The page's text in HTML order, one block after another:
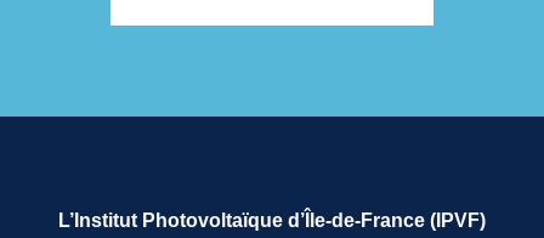
L’Institut Photovoltaïque d’Île-de-France (IPVF)